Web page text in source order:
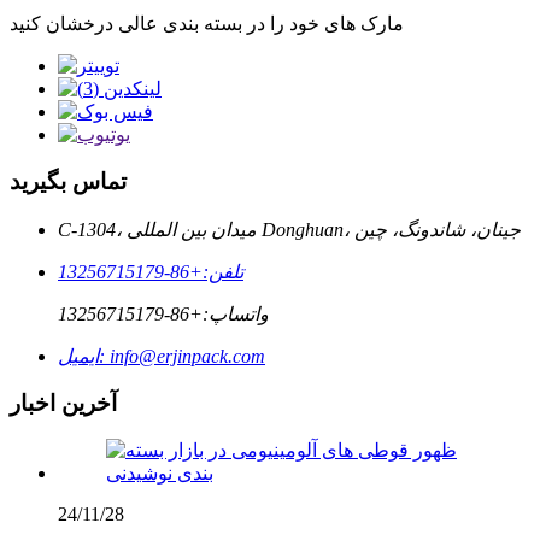
مارک های خود را در بسته بندی عالی درخشان کنید
تماس بگیرید
C-1304، میدان بین المللی Donghuan، جینان، شاندونگ، چین
تلفن:+86-13256715179
واتساپ:+86-13256715179
ایمیل: info@erjinpack.com
آخرین اخبار
24/11/28